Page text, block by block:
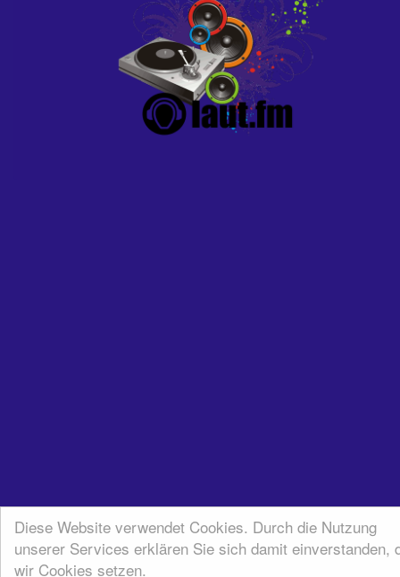
Diese Website verwendet Cookies. Durch die Nutzung
unserer Services erklären Sie sich damit einverstanden,
wir Cookies setzen.